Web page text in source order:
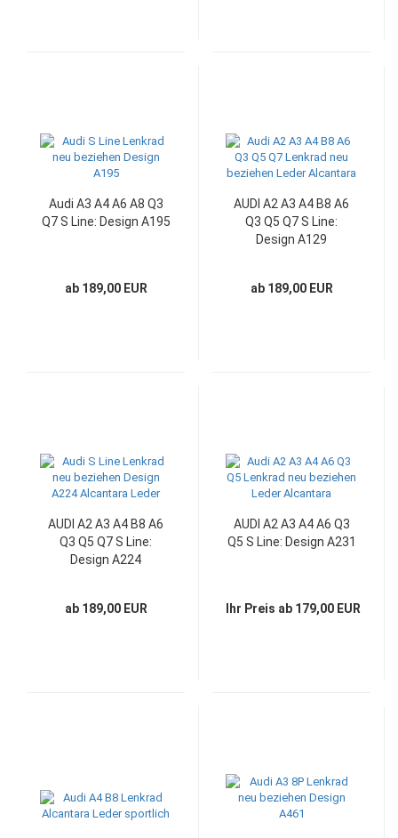
Audi A3 A4 A6 A8 Q3
Q7 S Line: Design A195
ab 189,00 EUR
AUDI A2 A3 A4 B8 A6
Q3 Q5 Q7 S Line:
Design A129
ab 189,00 EUR
AUDI A2 A3 A4 B8 A6
Q3 Q5 Q7 S Line:
Design A224
ab 189,00 EUR
AUDI A2 A3 A4 A6 Q3
Q5 S Line: Design A231
Ihr Preis ab 179,00 EUR